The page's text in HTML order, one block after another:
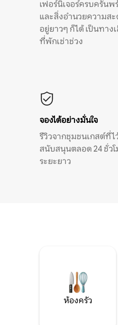
เฟอร์นิเจอร์ครบครัน
และสิ่งอำนวยความส
อยู่ยาวๆ ก็ได้ เป็นทาง
ที่พักเช่าช่วง
จองได้อย่างมั่นใจ
รีวิวจากชุมชนเกสต์ที่ไ
สนับสนุนตลอด 24 ชั่ว
ระยะยาว
ห้องครัว